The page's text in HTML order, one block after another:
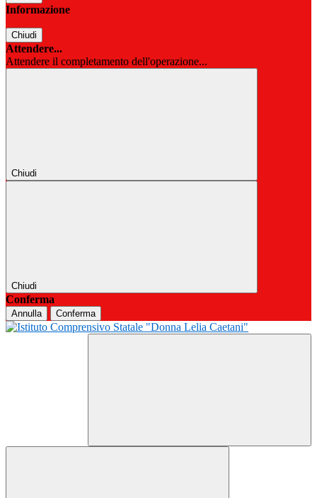
Informazione
Chiudi
Attendere...
Attendere il completamento dell'operazione...
Chiudi
Chiudi
Conferma
Annulla Conferma